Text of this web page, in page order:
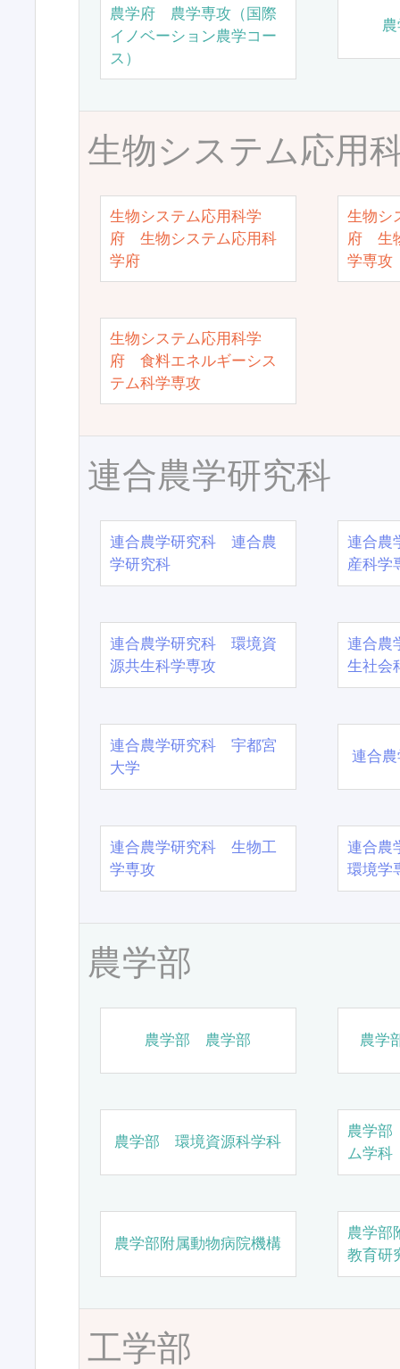
農学府 農学専攻（国際
イノベーション農学コー
ス）
生物システム応用
生物システム応用科学
府 生物システム応用科
学府
生物シ
府 生
学専攻
生物システム応用科学
府 食料エネルギーシス
テム科学専攻
連合農学研究科
連合農学研究科 連合農
学研究科
連合農
産科学
連合農学研究科 環境資
源共生科学専攻
連合農
生社会
連合農学研究科 宇都宮
大学
連合
連合農学研究科 生物工
学専攻
連合農
環境学
農学部
農学部 農学部 農学
農学部 環境資源科学科
農学
ム学科
農学部附属動物病院機構
農学部
教育研
工学部